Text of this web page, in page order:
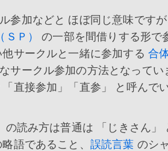
参加などと ほぼ同じ意味です
ＳＰ）
の一部を間借りする形で
サークルと一緒に参加する 合
サークル参加の方法となってい
「直接参加」「直参」 と呼んで
読み方は普通は 「じきさん」
語であること、 誤読言葉 のシ